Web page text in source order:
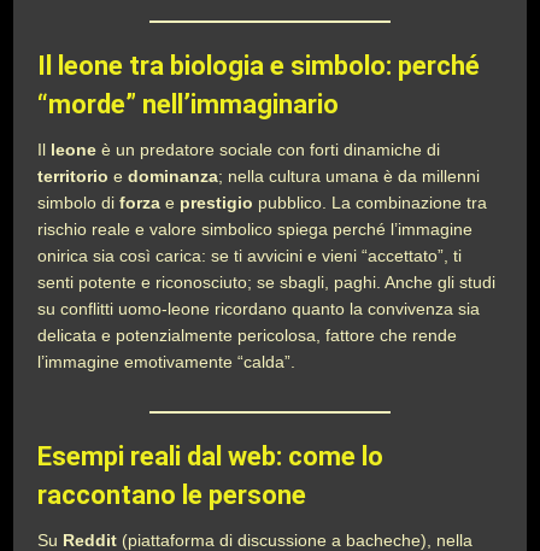
Il leone tra biologia e simbolo: perché
“morde” nell’immaginario
Il leone è un predatore sociale con forti dinamiche di
territorio edominanza; nella cultura umana è da millenni
simbolo diforza e prestigio pubblico. La combinazione tra
rischio reale e valore simbolico spiega perché l’immagine
onirica sia così carica: se ti avvicini e vieni “accettato”, ti
senti potente e riconosciuto; se sbagli, paghi. Anche gli studi
su conflitti uomo-leone ricordano quanto la convivenza sia
delicata e potenzialmente pericolosa, fattore che rende
l’immagine emotivamente “calda”.
Esempi reali dal web: come lo
raccontano le persone
Su Reddit (piattaforma di discussione a bacheche), nella